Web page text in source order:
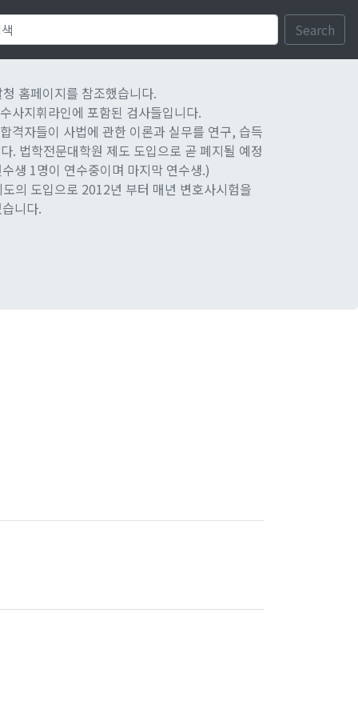
Search
홈페이지를 참조했습니다.
사지휘라인에 포함된 검사들입니다.
격자들이 사법에 관한 이론과 실무를 연구, 습득
. 법학전문대학원 제도 도입으로 곧 폐지될 예정
생 1명이 연수중이며 마지막 연수생.)
의 도입으로 2012년 부터 매년 변호사시험을
니다.